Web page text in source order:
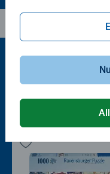
Beliebte Auswahl
Andere